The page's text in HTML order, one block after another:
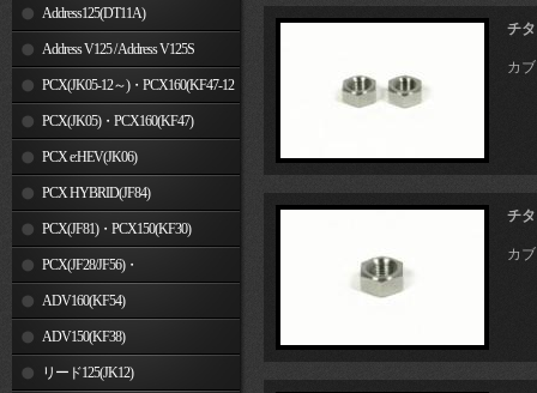
Address125(DT11A)
Address V125 / Address V125S
PCX(JK05-12～)・PCX160(KF47-12
～) PCX(JK05)・PCX160(KF47)
PCX e:HEV(JK06)
PCX HYBRID(JF84)
PCX(JF81)・PCX150(KF30)
PCX(JF28/JF56)・
PCX150(KF12/KF18)
ADV160(KF54)
ADV150(KF38)
リード125(JK12)
チ
カ
チ
カ